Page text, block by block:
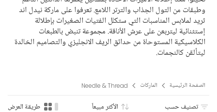
وطبقات من التول الجذاب والترتر اللامع. تعرفوا على ماركة نيدل اند
ثريد لملابس المناسبات التي ستكلل الفتيات الصغيرات بإطلالة
إستثنائية ليتربعن على عرش الأناقة. مجموعة تنبض بالطبعات
الكلاسيكية المستوحاة من حدائق الريف الانجليزي والتصاميم الخالدة
ليتألقن كالنجمات.
الصفحة الرئيسية الماركات Needle & Thread
تصنيف حسب الأكثر مبيعاً طريقة العرض